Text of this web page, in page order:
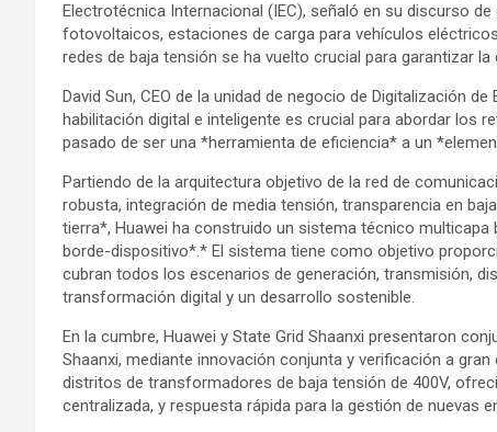
Electrotécnica Internacional (IEC), señaló en su discurso
fotovoltaicos, estaciones de carga para vehículos
redes de baja tensión se ha vuelto crucial para garantizar
David Sun, CEO de la unidad de negocio de Digitalización
habilitación digital e inteligente es crucial para abordar los
pasado de ser una *herramienta de eficiencia* a un
Partiendo de la arquitectura objetivo de la red de
robusta, integración de media tensión, transparencia en
tierra*, Huawei ha construido un sistema técnico
borde-dispositivo*.* El sistema tiene como objetivo
cubran todos los escenarios de generación, transmisión,
transformación digital y un desarrollo sostenible.
En la cumbre, Huawei y State Grid Shaanxi presentaron
Shaanxi, mediante innovación conjunta y verificación a
distritos de transformadores de baja tensión de 400V,
centralizada, y respuesta rápida para la gestión de nuevas